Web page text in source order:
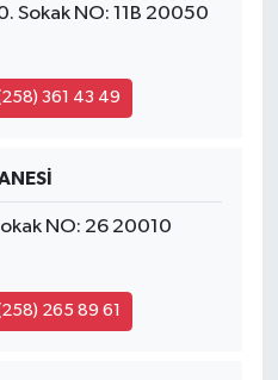
Sokak NO: 11B 20050
361 43 49
NO: 26 20010
265 89 61